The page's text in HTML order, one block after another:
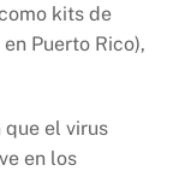
kits de
Puerto Rico),
el virus
en los